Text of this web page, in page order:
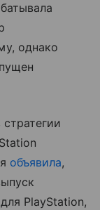
однако
объявила,
PlayStation,